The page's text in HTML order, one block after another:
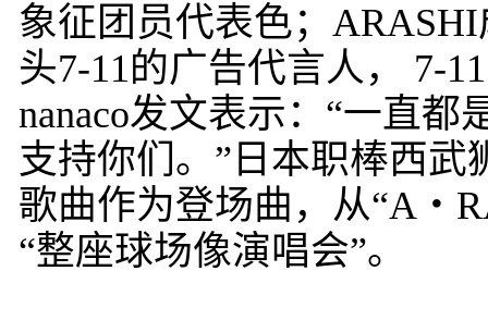
象征团员代表色；
头7-11的广告代言人， 7-
nanaco发文表示：“一直
支持你们。”日本职棒西
歌曲作为登场曲，从“A・
“整座球场像演唱会”。